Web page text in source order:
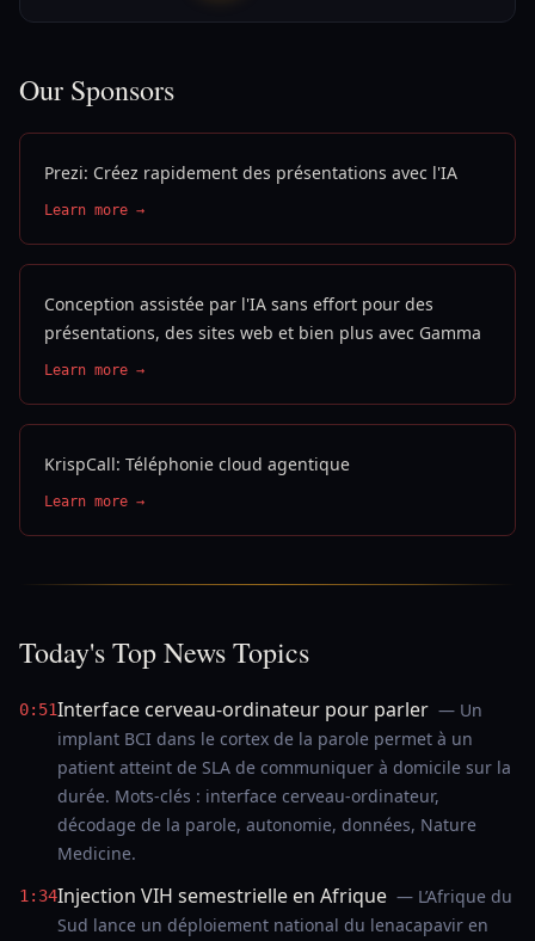
Our Sponsors
Prezi: Créez rapidement des présentations avec l'IA
Learn more →
Conception assistée par l'IA sans effort pour des
présentations, des sites web et bien plus avec Gamma
Learn more →
KrispCall: Téléphonie cloud agentique
Learn more →
Today's Top News Topics
0:51Interface cerveau-ordinateur pour parler — Un
implant BCI dans le cortex de la parole permet à un
patient atteint de SLA de communiquer à domicile sur la
durée. Mots-clés : interface cerveau-ordinateur,
décodage de la parole, autonomie, données, Nature
Medicine.
1:34Injection VIH semestrielle en Afrique — L’Afrique du
Sud lance un déploiement national du lenacapavir en